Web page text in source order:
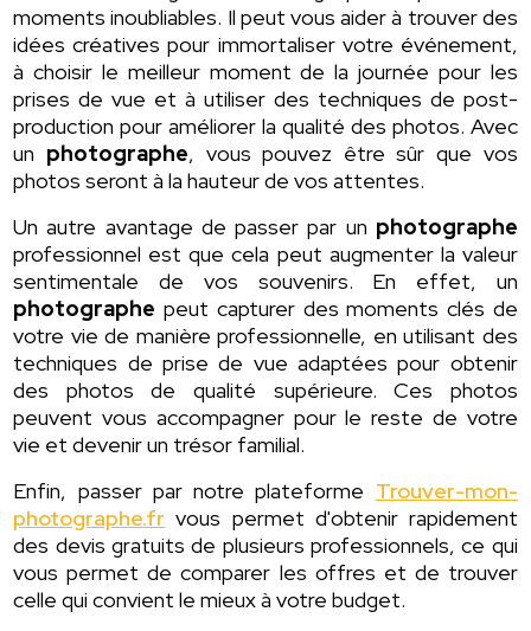
moments inoubliables. Il peut vous aider à trouver des
idées créatives pour immortaliser votre événement,
à choisir le meilleur moment de la journée pour les
prises de vue et à utiliser des techniques de post-
production pour améliorer la qualité des photos. Avec
un photographe, vous pouvez être sûr que vos
photos seront à la hauteur de vos attentes.
Un autre avantage de passer par un photographe
professionnel est que cela peut augmenter la valeur
sentimentale de vos souvenirs. En effet, un
photographe peut capturer des moments clés de
votre vie de manière professionnelle, en utilisant des
techniques de prise de vue adaptées pour obtenir
des photos de qualité supérieure. Ces photos
peuvent vous accompagner pour le reste de votre
vie et devenir un trésor familial.
Enfin, passer par notre plateforme Trouver-mon-
photographe.fr vous permet d'obtenir rapidement
des devis gratuits de plusieurs professionnels, ce qui
vous permet de comparer les offres et de trouver
celle qui convient le mieux à votre budget.